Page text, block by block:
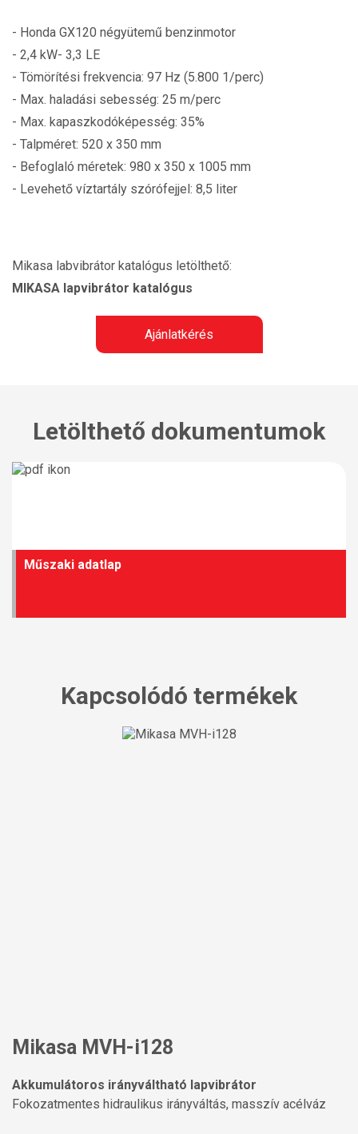
- Honda GX120 négyütemű benzinmotor
- 2,4 kW- 3,3 LE
- Tömörítési frekvencia: 97 Hz (5.800 1/perc)
- Max. haladási sebesség: 25 m/perc
- Max. kapaszkodóképesség: 35%
- Talpméret: 520 x 350 mm
- Befoglaló méretek: 980 x 350 x 1005 mm
- Levehető víztartály szórófejjel: 8,5 liter
Mikasa labvibrátor katalógus letölthető:
MIKASA lapvibrátor katalógus
Ajánlatkérés
Letölthető dokumentumok
Műszaki adatlap
Kapcsolódó termékek
Mikasa MVH-i128
Akkumulátoros irányváltható lapvibrátor
Fokozatmentes hidraulikus irányváltás, masszív acélváz